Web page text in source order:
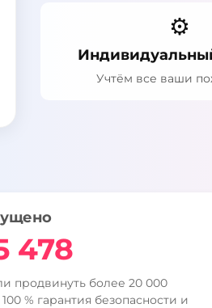
⚙️
Учтём все ваши
478
продвинуть более 20 000
100 % гарантия безопасности и